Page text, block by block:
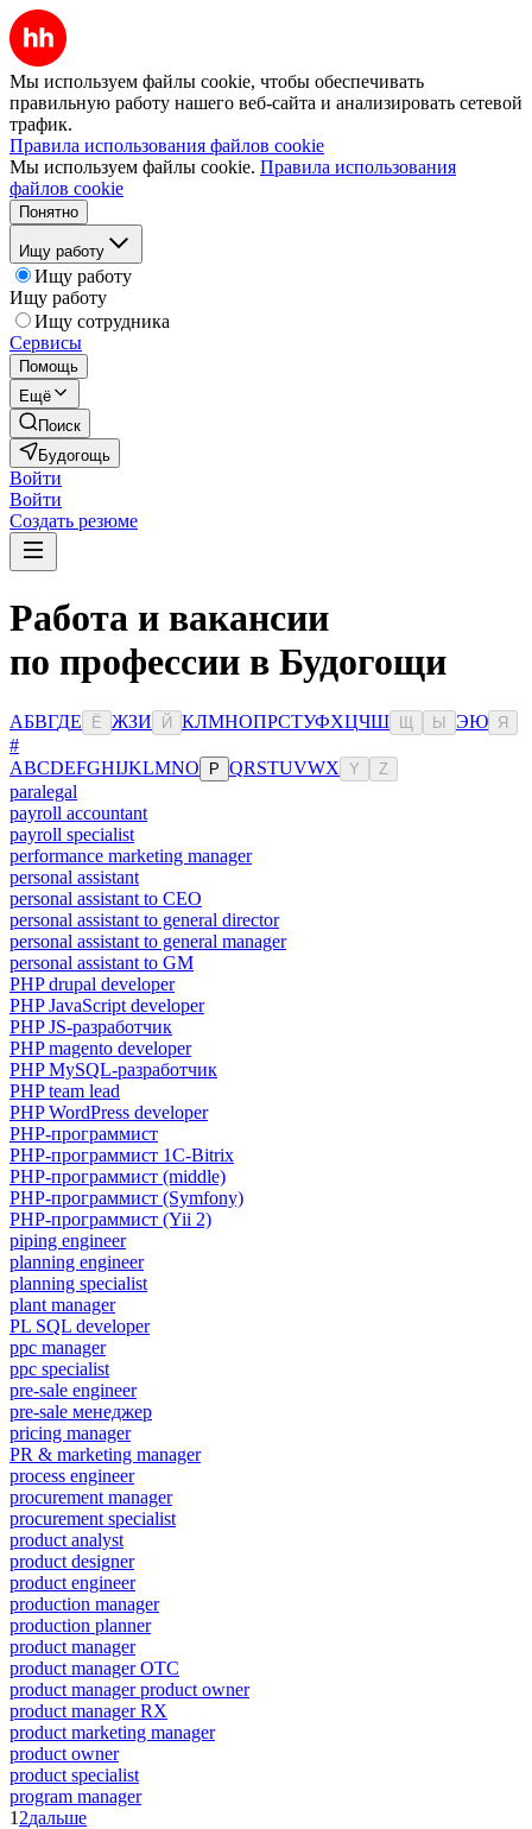
Мы используем файлы cookie, чтобы обеспечивать
правильную работу нашего веб-сайта и анализировать сетевой
трафик.
Правила использования файлов cookie
Мы используем файлы cookie. Правила использования
файлов cookie
Понятно
Ищу работу
Ищу работу
Ищу работу
Ищу сотрудника
Сервисы
Помощь
Ещё
Поиск
Будогощь
Войти
Войти
Создать резюме
Работа и вакансии
по профессии в Будогощи
АБВГДЕ Ё ЖЗИ Й КЛМНОПРСТУФХЦЧШ Ы ЭЮ Я
#
ABCDEFGHIJKLMNO P QRSTUVWX Y Z
paralegal
payroll accountant
payroll specialist
performance marketing manager
personal assistant
personal assistant to CEO
personal assistant to general director
personal assistant to general manager
personal assistant to GM
PHP drupal developer
PHP JavaScript developer
PHP JS-разработчик
PHP magento developer
PHP MySQL-разработчик
PHP team lead
PHP WordPress developer
PHP-программист
PHP-программист 1C-Bitrix
PHP-программист (middle)
PHP-программист (Symfony)
PHP-программист (Yii 2)
piping engineer
planning engineer
planning specialist
plant manager
PL SQL developer
ppc manager
ppc specialist
pre-sale engineer
pre-sale менеджер
pricing manager
PR & marketing manager
process engineer
procurement manager
procurement specialist
product analyst
product designer
product engineer
production manager
production planner
product manager
product manager OTC
product manager product owner
product manager RX
product marketing manager
product owner
product specialist
program manager
1 2дальше